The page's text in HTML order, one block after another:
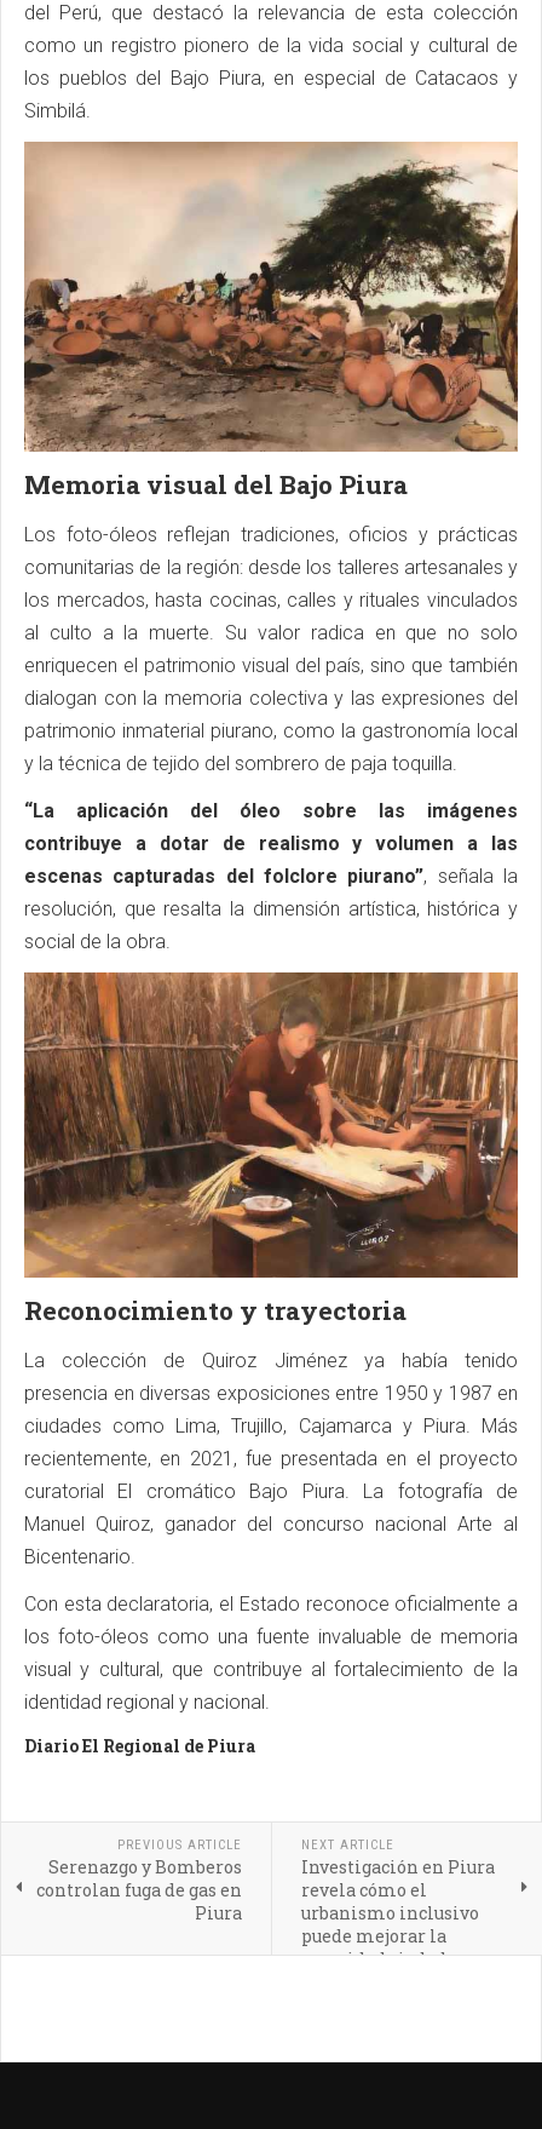
del Perú, que destacó la relevancia de esta colección
como un registro pionero de la vida social y cultural de
los pueblos del Bajo Piura, en especial de Catacaos y
Simbilá.
Memoria visual del Bajo Piura
Los foto-óleos reflejan tradiciones, oficios y prácticas
comunitarias de la región: desde los talleres artesanales y
los mercados, hasta cocinas, calles y rituales vinculados
al culto a la muerte. Su valor radica en que no solo
enriquecen el patrimonio visual del país, sino que también
dialogan con la memoria colectiva y las expresiones del
patrimonio inmaterial piurano, como la gastronomía local
y la técnica de tejido del sombrero de paja toquilla.
“La aplicación del óleo sobre las imágenes
contribuye a dotar de realismo y volumen a las
escenas capturadas del folclore piurano”, señala la
resolución, que resalta la dimensión artística, histórica y
social de la obra.
Reconocimiento y trayectoria
La colección de Quiroz Jiménez ya había tenido
presencia en diversas exposiciones entre 1950 y 1987 en
ciudades como Lima, Trujillo, Cajamarca y Piura. Más
recientemente, en 2021, fue presentada en el proyecto
curatorial El cromático Bajo Piura. La fotografía de
Manuel Quiroz, ganador del concurso nacional Arte al
Bicentenario.
Con esta declaratoria, el Estado reconoce oficialmente a
los foto-óleos como una fuente invaluable de memoria
visual y cultural, que contribuye al fortalecimiento de la
identidad regional y nacional.
Diario El Regional de Piura
PREVIOUS ARTICLE
Serenazgo y Bomberos
controlan fuga de gas en
Piura
NEXT ARTICLE
Investigación en Piura
revela cómo el
urbanismo inclusivo
puede mejorar la
seguridad ciudadana